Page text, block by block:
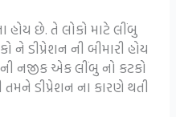
હોય છે. તે લોકો માટે લીંબુ
ને ડીપ્રેશન ની બીમારી હોય
નજીક એક લીંબુ નો કટકો
તમને ડીપ્રેશન ના કારણે થતી